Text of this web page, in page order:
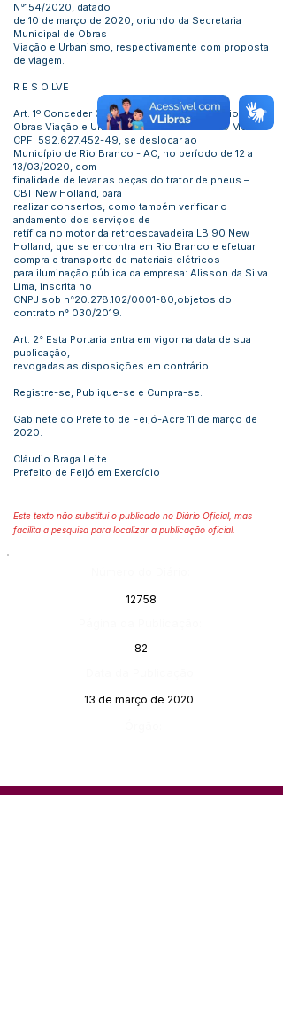
N°154/2020, datado
de 10 de março de 2020, oriundo da Secretaria
Municipal de Obras
Viação e Urbanismo, respectivamente com proposta
de viagem.
R E S O LVE
Art. 1º Conceder 02 (duas) diária ao Secretário de
Obras Viação e Urbanismo Evandro Carneiro Melo-
CPF: 592.627.452-49, se deslocar ao
Município de Rio Branco - AC, no período de 12 a
13/03/2020, com
finalidade de levar as peças do trator de pneus –
CBT New Holland, para
realizar consertos, como também verificar o
andamento dos serviços de
retífica no motor da retroescavadeira LB 90 New
Holland, que se encontra em Rio Branco e efetuar
compra e transporte de materiais elétricos
para iluminação pública da empresa: Alisson da Silva
Lima, inscrita no
CNPJ sob n°20.278.102/0001-80,objetos do
contrato n° 030/2019.
Art. 2° Esta Portaria entra em vigor na data de sua
publicação,
revogadas as disposições em contrário.
Registre-se, Publique-se e Cumpra-se.
Gabinete do Prefeito de Feijó-Acre 11 de março de
2020.
Cláudio Braga Leite
Prefeito de Feijó em Exercício
Este texto não substitui o publicado no Diário Oficial, mas
facilita a pesquisa para localizar a publicação oficial.
12758
82
13 de março de 2020